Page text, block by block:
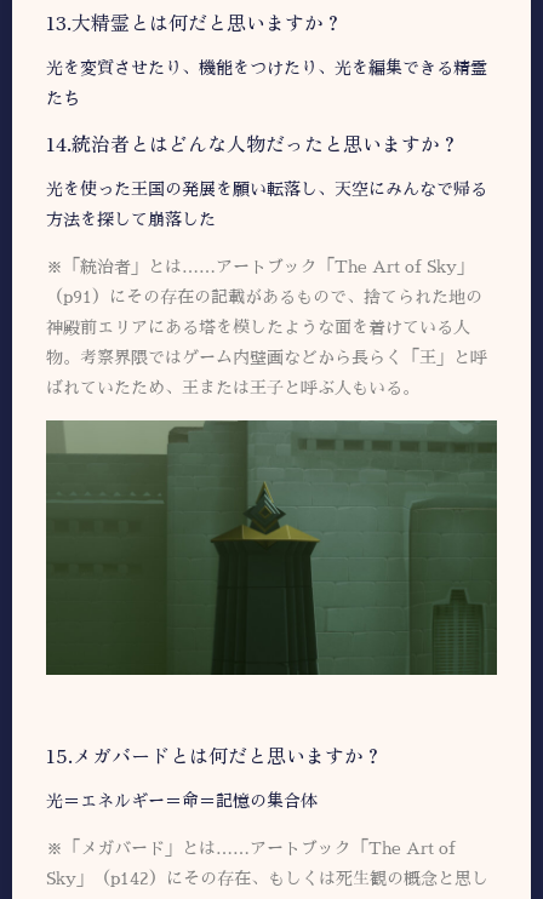
13.大精霊とは何だと思いますか？
光を変質させたり、機能をつけたり、光を編集できる精霊
たち
14.統治者とはどんな人物だったと思いますか？
光を使った王国の発展を願い転落し、天空にみんなで帰る
方法を探して崩落した
※「統治者」とは……アートブック「The Art of Sky」
（p91）にその存在の記載があるもので、捨てられた地の
神殿前エリアにある塔を模したような面を着けている人
物。考察界隈ではゲーム内壁画などから長らく「王」と呼
ばれていたため、王または王子と呼ぶ人もいる。
15.メガバードとは何だと思いますか？
光＝エネルギー＝命＝記憶の集合体
※「メガバード」とは……アートブック「The Art of
Sky」（p142）にその存在、もしくは死生観の概念と思し